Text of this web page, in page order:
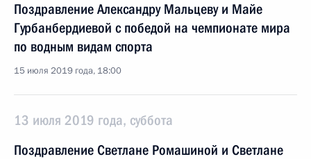
Поздравление Александру Мальцеву и Майе
Гурбанбердиевой с победой на чемпионате мира
по водным видам спорта
15 июля 2019 года, 18:00
13 июля 2019 года, суббота
Поздравление Светлане Ромашиной и Светлане